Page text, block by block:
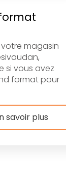
magasin
si vous avez
format pour
savoir plus